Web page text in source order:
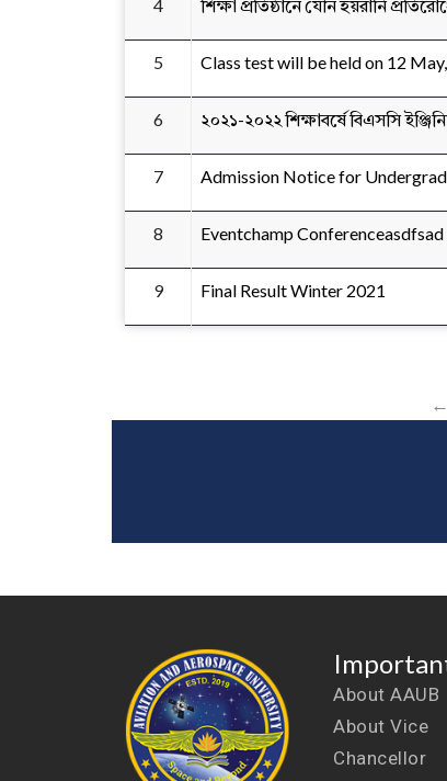
4 শিক্ষা প্রতিষ্ঠানে যৌন হয়রানি
5 Class test will be held on 12
6 ২০২১-২০২২ শিক্ষাবর্ষে বিএসসি
7 Admission Notice for
8 Eventchamp Conferenceasdfsad
9 Final Result Winter 2021
About AAUB
About Vice
Chancellor